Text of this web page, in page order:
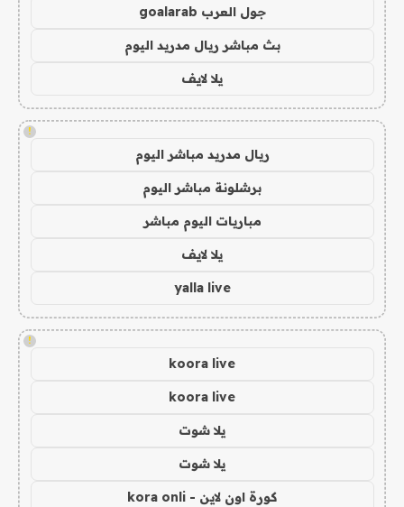
جول العرب goalarab
بث مباشر ريال مدريد اليوم
يلا لايف
!
ريال مدريد مباشر اليوم
برشلونة مباشر اليوم
مباريات اليوم مباشر
يلا لايف
yalla live
!
koora live
koora live
يلا شوت
يلا شوت
كورة اون لاين - kora onli